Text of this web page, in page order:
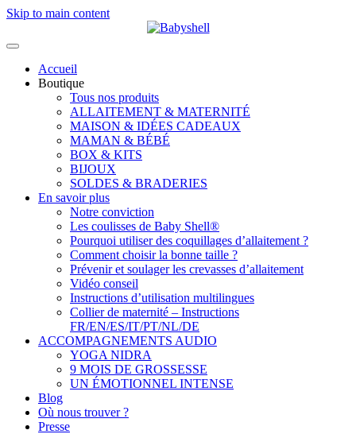
Skip to main content
Accueil
Boutique
Tous nos produits
ALLAITEMENT & MATERNITÉ
MAISON & IDÉES CADEAUX
MAMAN & BÉBÉ
BOX & KITS
BIJOUX
SOLDES & BRADERIES
En savoir plus
Notre conviction
Les coulisses de Baby Shell®
Pourquoi utiliser des coquillages d’allaitement ?
Comment choisir la bonne taille ?
Prévenir et soulager les crevasses d’allaitement
Vidéo conseil
Instructions d’utilisation multilingues
Collier de maternité – Instructions
FR/EN/ES/IT/PT/NL/DE
ACCOMPAGNEMENTS AUDIO
YOGA NIDRA
9 MOIS DE GROSSESSE
UN ÉMOTIONNEL INTENSE
Blog
Où nous trouver ?
Presse